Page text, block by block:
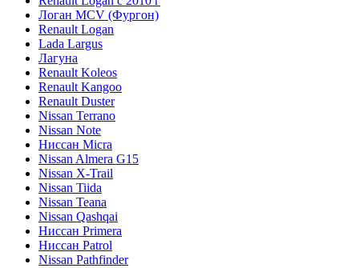
Логан МСV (Фургон)
Renault Logan
Lada Largus
Лагуна
Renault Koleos
Renault Kangoo
Renault Duster
Nissan Terrano
Nissan Note
Ниссан Micra
Nissan Almera G15
Nissan X-Trail
Nissan Tiida
Nissan Teana
Nissan Qashqai
Ниссан Primera
Ниссан Patrol
Nissan Pathfinder